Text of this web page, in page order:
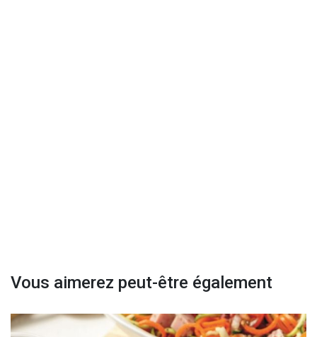
Vous aimerez peut-être également